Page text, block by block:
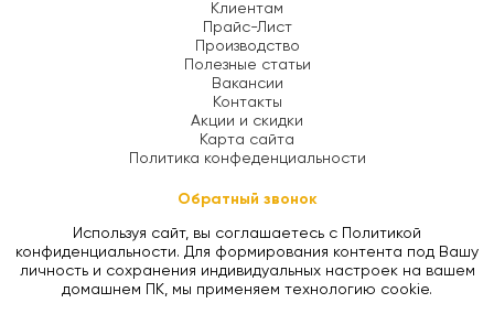
Клиентам
Прайс-Лист
Производство
Полезные статьи
Вакансии
Контакты
Акции и скидки
Карта сайта
Политика конфеденциальности
Обратный звонок
Используя сайт, вы соглашаетесь с Политикой
конфиденциальности. Для формирования контента под Вашу
личность и сохранения индивидуальных настроек на вашем
домашнем ПК, мы применяем технологию cookie.